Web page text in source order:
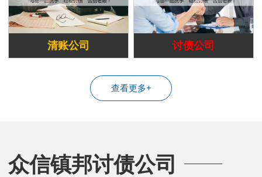
清账公司 讨债公司
查看更多+
众信镇邦讨债公司